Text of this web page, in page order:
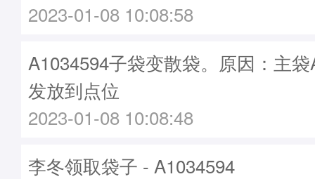
2023-01-08 10:08:58
A1034594子袋变散袋。原因：主
发放到点位
2023-01-08 10:08:48
李冬领取袋子 - A1034594